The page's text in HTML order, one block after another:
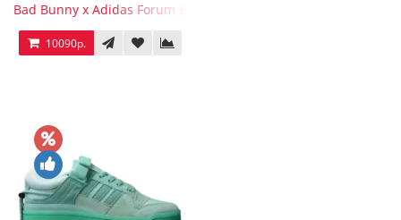
Bad Bunny x Adidas Forum Buckle Low Purple Blue
10090р.